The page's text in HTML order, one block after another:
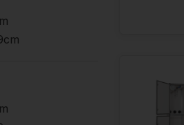
is niet
wij G-